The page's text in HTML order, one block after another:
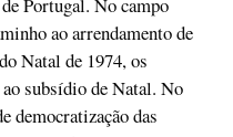
ao arrendamento de
Natal de 1974, os
subsídio de Natal. No
democratização das